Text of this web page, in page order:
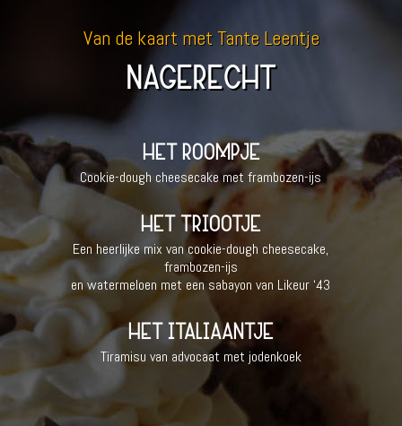
Van de kaart met Tante Leentje
NAGERECHT
HET ROOMPJE
Cookie-dough cheesecake met frambozen-ijs
HET TRIOOTJE
Een heerlijke mix van cookie-dough cheesecake,
frambozen-ijs
en watermeloen met een sabayon van Likeur ‘43
HET ITALIAANTJE
Tiramisu van advocaat met jodenkoek